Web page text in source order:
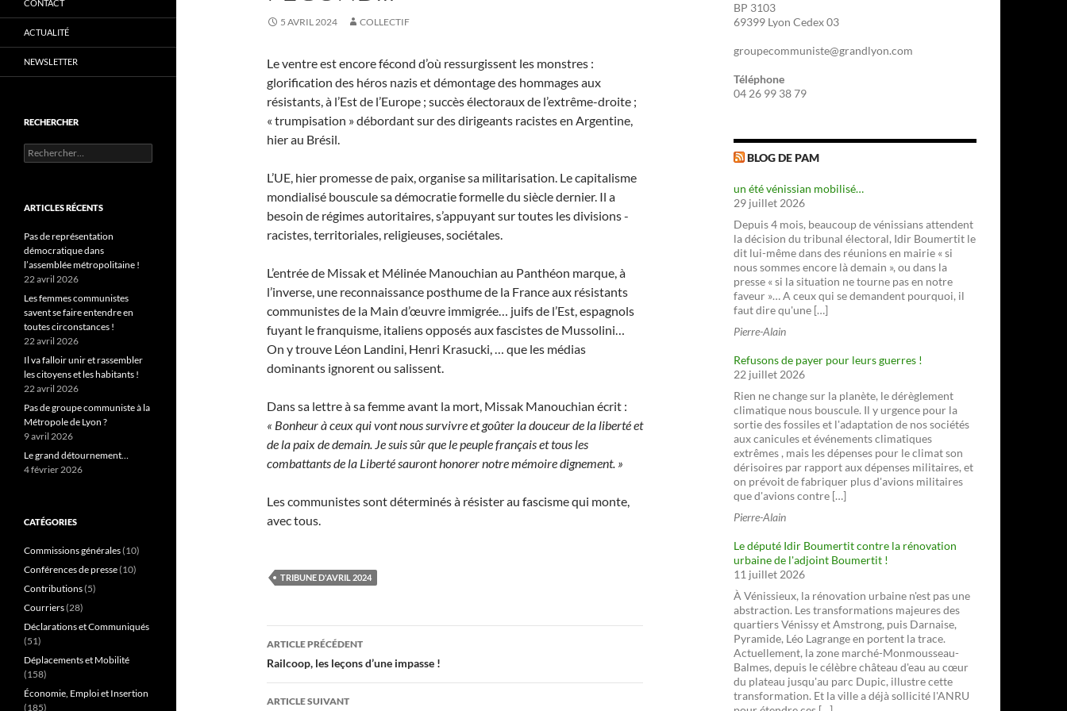
5 AVRIL 2024 COLLECTIF
Le ventre est encore fécond d’où ressurgissent les monstres :
glorification des héros nazis et démontage des hommages aux
résistants, à l’Est de l’Europe ; succès électoraux de l’extrême-droite ;
« trumpisation » débordant sur des dirigeants racistes en Argentine,
hier au Brésil.
L’UE, hier promesse de paix, organise sa militarisation. Le capitalisme
mondialisé bouscule sa démocratie formelle du siècle dernier. Il a
besoin de régimes autoritaires, s’appuyant sur toutes les divisions -
racistes, territoriales, religieuses, sociétales.
L’entrée de Missak et Mélinée Manouchian au Panthéon marque, à
l’inverse, une reconnaissance posthume de la France aux résistants
communistes de la Main d’œuvre immigrée… juifs de l’Est, espagnols
fuyant le franquisme, italiens opposés aux fascistes de Mussolini…
On y trouve Léon Landini, Henri Krasucki, … que les médias
dominants ignorent ou salissent.
Dans sa lettre à sa femme avant la mort, Missak Manouchian écrit :
« Bonheur à ceux qui vont nous survivre et goûter la douceur de la liberté et
de la paix de demain. Je suis sûr que le peuple français et tous les
combattants de la Liberté sauront honorer notre mémoire dignement. »
Les communistes sont déterminés à résister au fascisme qui monte,
avec tous.
TRIBUNE D'AVRIL 2024
Navigation
des
articles
ARTICLE PRÉCÉDENT
Railcoop, les leçons d’une impasse !
ARTICLE SUIVANT
BP 3103
69399 Lyon Cedex 03
groupecommuniste@grandlyon.com
Téléphone
04 26 99 38 79
BLOG DE PAM
un été vénissian mobilisé…
29 juillet 2026
Depuis 4 mois, beaucoup de vénissians attendent
la décision du tribunal électoral, Idir Boumertit le
dit lui-même dans des réunions en mairie « si
nous sommes encore là demain », ou dans la
presse « si la situation ne tourne pas en notre
faveur »… A ceux qui se demandent pourquoi, il
faut dire qu'une […]
Pierre-Alain
Refusons de payer pour leurs guerres !
22 juillet 2026
Rien ne change sur la planète, le dérèglement
climatique nous bouscule. Il y urgence pour la
sortie des fossiles et l'adaptation de nos sociétés
aux canicules et événements climatiques
extrêmes , mais les dépenses pour le climat son
dérisoires par rapport aux dépenses militaires, et
on prévoit de fabriquer plus d'avions militaires
que d'avions contre […]
Pierre-Alain
Le député Idir Boumertit contre la rénovation
urbaine de l'adjoint Boumertit !
11 juillet 2026
À Vénissieux, la rénovation urbaine n'est pas une
abstraction. Les transformations majeures des
quartiers Vénissy et Amstrong, puis Darnaise,
Pyramide, Léo Lagrange en portent la trace.
Actuellement, la zone marché-Monmousseau-
Balmes, depuis le célèbre château d'eau au cœur
du plateau jusqu'au parc Dupic, illustre cette
transformation. Et la ville a déjà sollicité l'ANRU
CONTACT
ACTUALITÉ
NEWSLETTER
RECHERCHER
Rechercher :
ARTICLES RÉCENTS
Pas de représentation
démocratique dans
l’assemblée métropolitaine !
22 avril 2026
Les femmes communistes
savent se faire entendre en
toutes circonstances !
22 avril 2026
Il va falloir unir et rassembler
les citoyens et les habitants !
22 avril 2026
Pas de groupe communiste à la
Métropole de Lyon ?
9 avril 2026
Le grand détournement…
4 février 2026
CATÉGORIES
Commissions générales(10)
Conférences de presse(10)
Contributions(5)
Courriers(28)
Déclarations et Communiqués
(51)
Déplacements et Mobilité
(158)
Économie, Emploi et Insertion
(185)